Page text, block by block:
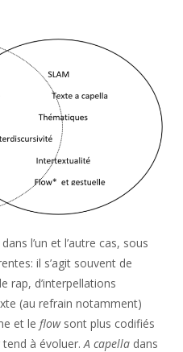
l’un et l’autre cas, sous
il s’agit souvent de
rap, d’interpellations
(au refrain notamment)
et leflowsont plus codifiés
tend à évoluer.A capella dans